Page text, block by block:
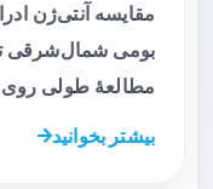
بومی شمال‌شرقی
مطالعه‌ٔ طولی روی ۶۱۲ نفر در…
بیشتر بخوانید